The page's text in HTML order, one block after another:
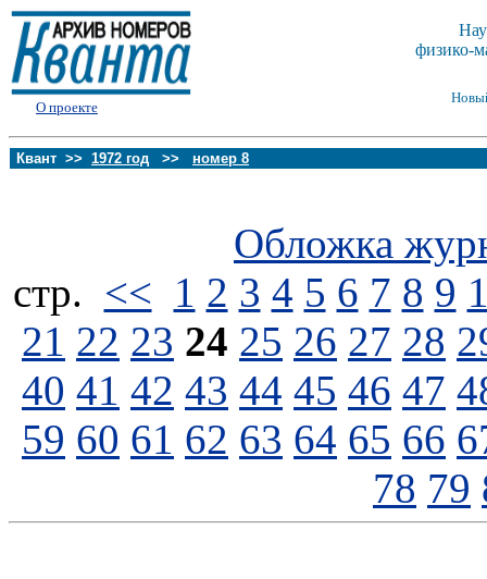
О проекте
физико-
Квант >> 1972 год >> номер 8
Обложка
стp. << 1 2 3 4 5 6 7 8 9
21 22 23 24 25 26 27 28
40 41 42 43 44 45 46 47
59 60 61 62 63 64 65 66
78 79